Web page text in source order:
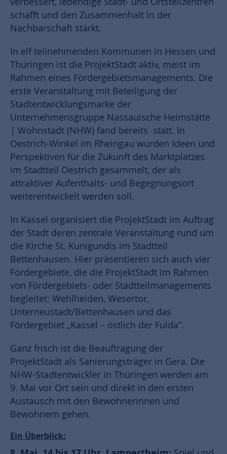
schafft und den Zusammenhalt in der
Nachbarschaft stärkt.
In elf teilnehmenden Kommunen in Hessen und
Thüringen ist die ProjektStadt aktiv, meist im
Rahmen eines Fördergebietsmanagements. Die
erste Veranstaltung mit Beteiligung der
Stadtentwicklungsmarke der
Unternehmensgruppe Nassauische Heimstätte
| Wohnstadt (NHW) fand bereits statt. In
Oestrich-Winkel im Rheingau wurden Ideen und
Perspektiven für die Zukunft des Marktplatzes
im Stadtteil Oestrich gesammelt, der als
attraktiver Aufenthalts- und Begegnungsort
weiterentwickelt werden soll.
In Kassel organisiert die ProjektStadt im Auftrag
der Stadt deren zentrale Veranstaltung rund um
die Kirche St. Kunigundis im Stadtteil
Bettenhausen. Hier präsentieren sich auch vier
Fördergebiete, die die ProjektStadt im Rahmen
von Fördergebiets- oder Stadtteilmanagements
begleitet: Wehlheiden, Wesertor,
Unterneustadt/Bettenhausen und das
Fördergebiet „Kassel – östlich der Fulda“.
Ganz frisch ist die Beauftragung der
ProjektStadt als Sanierungsträger in Gera. Die
NHW-Stadtentwickler in Thüringen werden am
9. Mai vor Ort sein und direkt in den ersten
Austausch mit den Bewohnerinnen und
Bewohnern gehen.
Ein Überblick: